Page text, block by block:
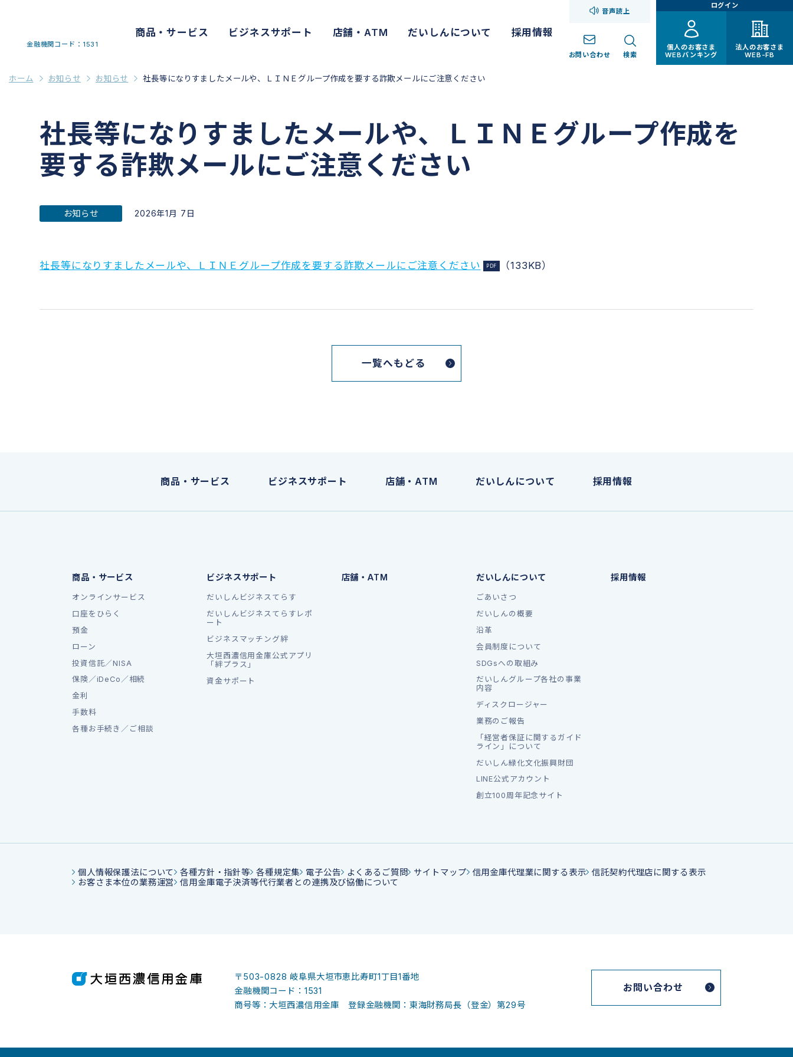
金融機関コード：1531
商品・サービス ビジネスサポート 店舗・ATM だいしんについて 採用情報
音声読上
お問い合わせ 検索
ログイン
個人のお客さま
WEBバンキング
法人のお客さま
WEB-FB
ホーム お知らせ お知らせ 社長等になりすましたメールや、ＬＩＮＥグループ作成を要する詐欺メールにご注意ください
社長等になりすましたメールや、ＬＩＮＥグループ作成を
要する詐欺メールにご注意ください
お知らせ 2026年1月 7日
社長等になりすましたメールや、ＬＩＮＥグループ作成を要する詐欺メールにご注意ください （133KB）
一覧へもどる
商品・サービス ビジネスサポート 店舗・ATM だいしんについて 採用情報
商品・サービス
オンラインサービス
口座をひらく
預金
ローン
投資信託／NISA
保険／iDeCo／相続
金利
手数料
各種お手続き／ご相談
ビジネスサポート
だいしんビジネスてらす
だいしんビジネスてらすレポ
ート
ビジネスマッチング絆
大垣西濃信用金庫公式アプリ
「絆プラス」
資金サポート
店舗・ATM だいしんについて
ごあいさつ
だいしんの概要
沿革
会員制度について
SDGsへの取組み
だいしんグループ各社の事業
内容
ディスクロージャー
業務のご報告
「経営者保証に関するガイド
ライン」について
だいしん緑化文化振興財団
LINE公式アカウント
創立100周年記念サイト
採用情報
個人情報保護法について 各種方針・指針等 各種規定集 電子公告 よくあるご質問 サイトマップ 信用金庫代理業に関する表示 信託契約代理店に関する表示
お客さま本位の業務運営 信用金庫電子決済等代行業者との連携及び協働について
〒503-0828 岐阜県大垣市恵比寿町1丁目1番地
金融機関コード：1531
商号等：大垣西濃信用金庫 登録金融機関：東海財務局長（登金）第29号
お問い合わせ